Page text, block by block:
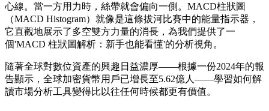
心線。當一方用力時，絲帶就會偏向一側。MACD柱狀圖
（MACD Histogram）就像是這條拔河比賽中的能量指示器，
它直觀地展示了多空雙方力量的消長，為我們提供了一
個'MACD 柱狀圖解析：新手也能看懂'的分析視角。
隨著全球對數位資產的興趣日益濃厚——根據一份2024年的報
告顯示，全球加密貨幣用戶已增長至5.62億人——學習如何解
讀市場分析工具變得比以往任何時候都更有價值。